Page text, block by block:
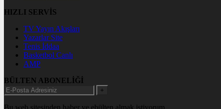
HIZLI SERVİS
TV Yayın Akışları
Yazarlar Site
Tenis İddaa
Basketbol Canlı
AMP
BÜLTEN ABONELİĞİ
+
Bu web sitesinden haber ve ebülten almak istiyorum